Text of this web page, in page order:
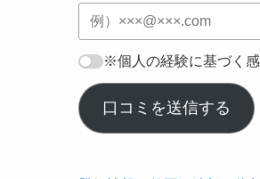
※個人の経験に基づく感
口コミを送信する